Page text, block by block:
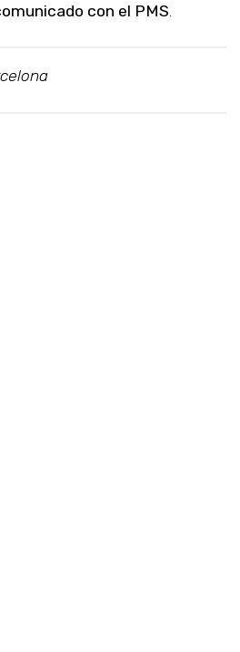
con el PMS